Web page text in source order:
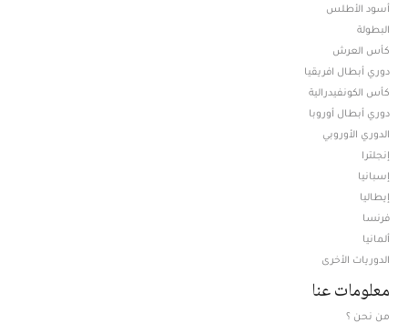
أسود الأطلس
البطولة
كأس العرش
دوري أبطال افريقيا
كأس الكونفيدرالية
دوري أبطال أوروبا
الدوري الأوروبي
إنجلترا
إسبانيا
إيطاليا
فرنسا
ألمانيا
الدوريات الأخرى
معلومات عنا
من نحن ؟